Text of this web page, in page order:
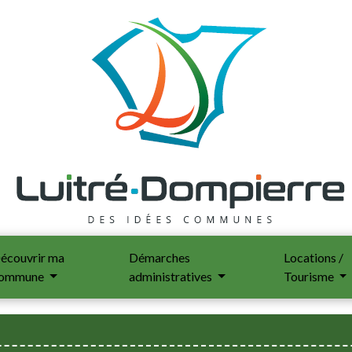
ma
Démarches
administratives
Locations /
Tourisme